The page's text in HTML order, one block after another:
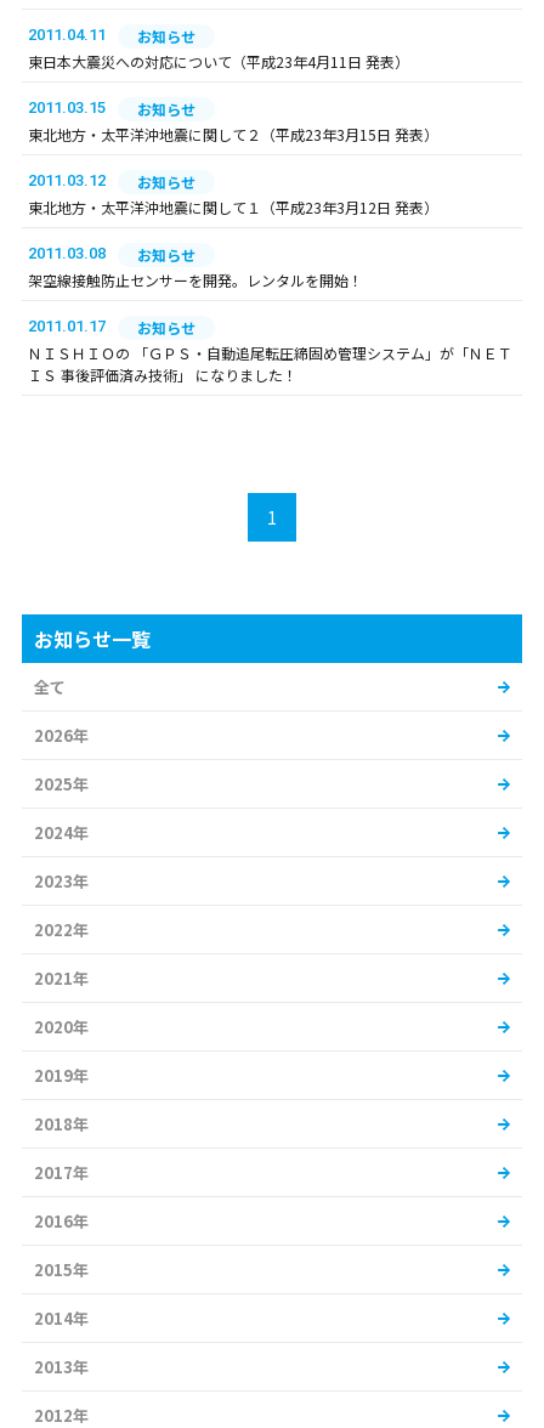
2011.04.11
お知らせ
東日本大震災への対応について（平成23年4月11日 発表）
2011.03.15
お知らせ
東北地方・太平洋沖地震に関して２（平成23年3月15日 発表）
2011.03.12
お知らせ
東北地方・太平洋沖地震に関して１（平成23年3月12日 発表）
2011.03.08
お知らせ
架空線接触防止センサーを開発。レンタルを開始！
2011.01.17
お知らせ
ＮＩＳＨＩＯの 「ＧＰＳ・自動追尾転圧締固め管理システム」が「ＮＥＴ
ＩＳ 事後評価済み技術」 になりました！
1
お知らせ一覧
全て
2026年
2025年
2024年
2023年
2022年
2021年
2020年
2019年
2018年
2017年
2016年
2015年
2014年
2013年
2012年